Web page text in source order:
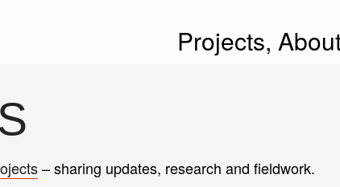
Projects,
– sharing updates, research and fieldwork.